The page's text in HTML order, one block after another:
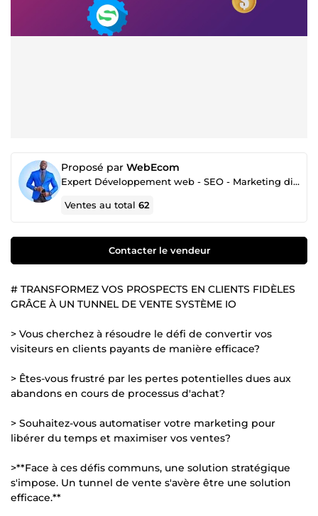
Proposé par WebEcom
Expert Développement web - SEO - Marketing digital
Ventes au total62
Contacter le vendeur
# TRANSFORMEZ VOS PROSPECTS EN CLIENTS FIDÈLES
GRÂCE À UN TUNNEL DE VENTE SYSTÈME IO
> Vous cherchez à résoudre le défi de convertir vos
visiteurs en clients payants de manière efficace?
> Êtes-vous frustré par les pertes potentielles dues aux
abandons en cours de processus d'achat?
> Souhaitez-vous automatiser votre marketing pour
libérer du temps et maximiser vos ventes?
>**Face à ces défis communs, une solution stratégique
s'impose. Un tunnel de vente s'avère être une solution
efficace.**